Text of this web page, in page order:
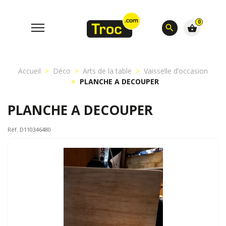
search
0
shopping_basket
Accueil Déco Arts de la table
Vaisselle d’occasion
PLANCHE A DECOUPER
PLANCHE A DECOUPER
Réf. D110346480